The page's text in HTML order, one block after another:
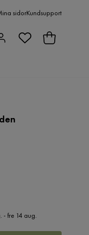
sidorKundsupport
- fre 14 aug.